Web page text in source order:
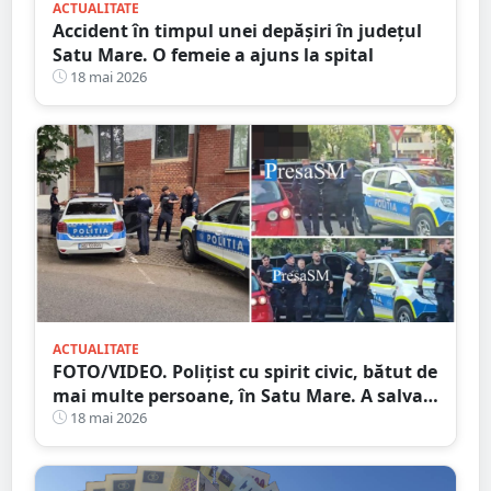
ACTUALITATE
Accident în timpul unei depășiri în județul
Satu Mare. O femeie a ajuns la spital
18 mai 2026
ACTUALITATE
FOTO/VIDEO. Polițist cu spirit civic, bătut de
mai multe persoane, în Satu Mare. A salvat
un copil
18 mai 2026